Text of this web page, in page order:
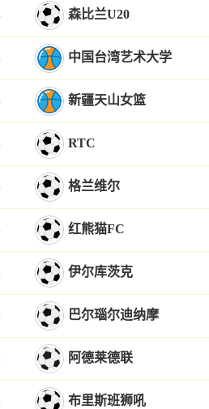
森比兰U20
中国台湾艺术大学
新疆天山女篮
RTC
格兰维尔
红熊猫FC
伊尔库茨克
巴尔瑙尔迪纳摩
阿德莱德联
布里斯班狮吼